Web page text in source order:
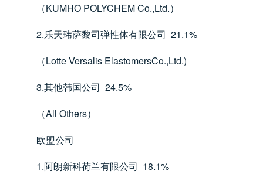
（KUMHO POLYCHEM Co.,Ltd.）
2.乐天玮萨黎司弹性体有限公司 21.1%
（Lotte Versalis ElastomersCo.,Ltd.)
3.其他韩国公司 24.5%
（All Others）
欧盟公司
1.阿朗新科荷兰有限公司 18.1%